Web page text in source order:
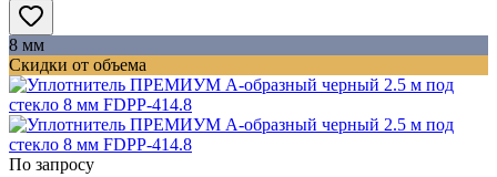
8 мм
Скидки от объема
По запросу